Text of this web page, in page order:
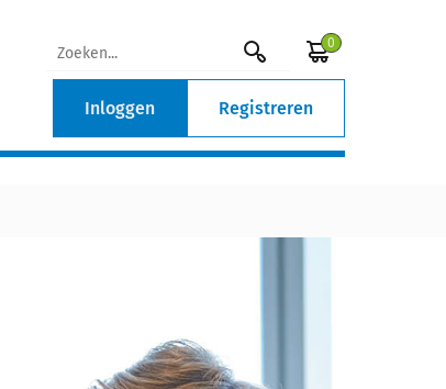
0
Inloggen Registreren